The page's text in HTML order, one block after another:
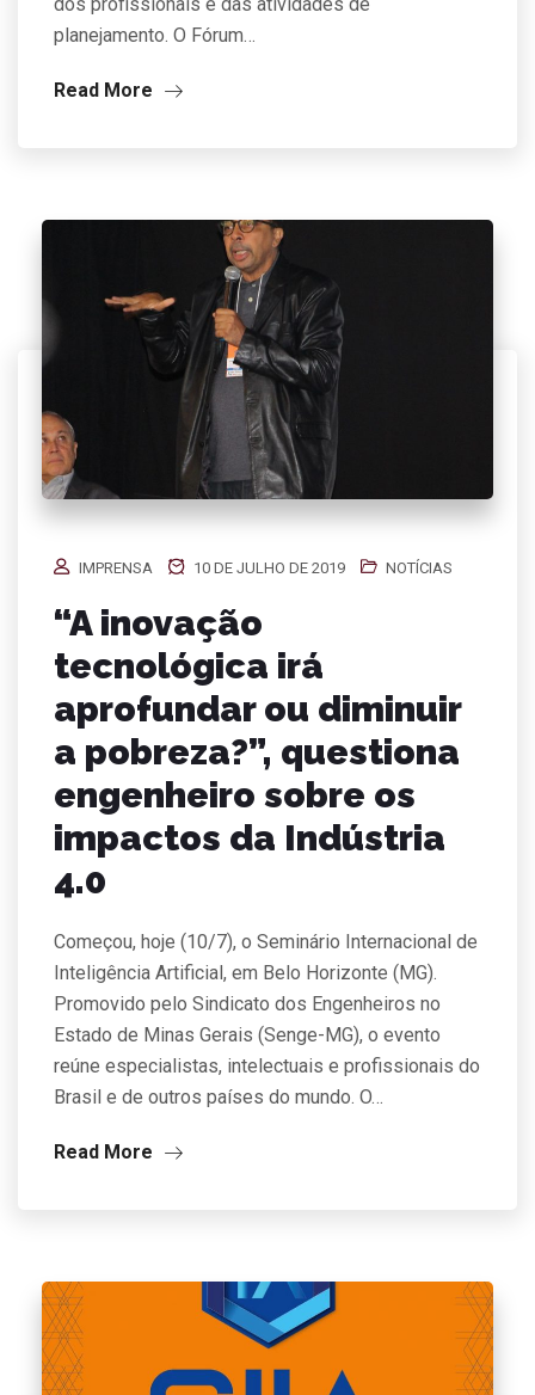
planejamento. O Fórum…
Read More
IMPRENSA 10 DE JULHO DE 2019 NOTÍCIAS
“A inovação
tecnológica irá
aprofundar ou diminuir
a pobreza?”, questiona
engenheiro sobre os
impactos da Indústria
4.0
Começou, hoje (10/7), o Seminário Internacional de
Inteligência Artificial, em Belo Horizonte (MG).
Promovido pelo Sindicato dos Engenheiros no
Estado de Minas Gerais (Senge-MG), o evento
reúne especialistas, intelectuais e profissionais do
Brasil e de outros países do mundo. O…
Read More